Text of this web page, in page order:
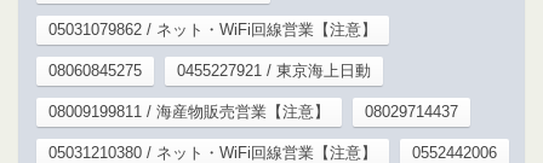
05031079862 / ネット・WiFi回線営業【注意】
08060845275 0455227921 / 東京海上日動
08009199811 / 海産物販売営業【注意】 08029714437
05031210380 / ネット・WiFi回線営業【注意】 0552442006